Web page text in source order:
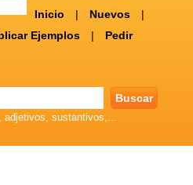
Inicio | Nuevos
|
Ejemplos |
Pedir
adjetivos, sustantivos,...